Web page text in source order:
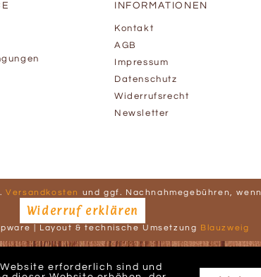
INFORMATIONEN
Kontakt
AGB
Impressum
Datenschutz
Widerrufsrecht
Newsletter
Versandkosten und ggf. Nachnahmegebühren,
Widerruf erklären
| Layout & technische Umsetzung Blauzweig
erforderlich sind und